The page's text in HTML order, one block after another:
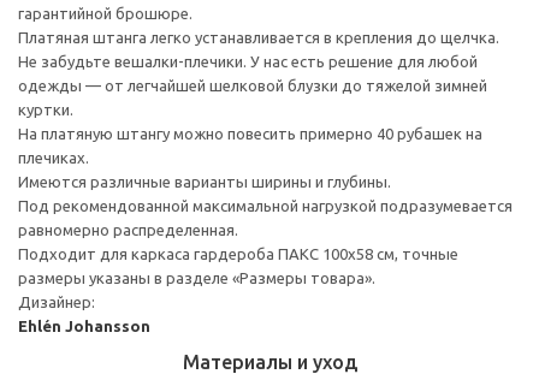
гарантийной брошюре.
Платяная штанга легко устанавливается в крепления до щелчка.
Не забудьте вешалки-плечики. У нас есть решение для любой
одежды — от легчайшей шелковой блузки до тяжелой зимней
куртки.
На платяную штангу можно повесить примерно 40 рубашек на
плечиках.
Имеются различные варианты ширины и глубины.
Под рекомендованной максимальной нагрузкой подразумевается
равномерно распределенная.
Подходит для каркаса гардероба ПАКС 100x58 см, точные
размеры указаны в разделе «Размеры товара».
Дизайнер:
Ehlén Johansson
Материалы и уход